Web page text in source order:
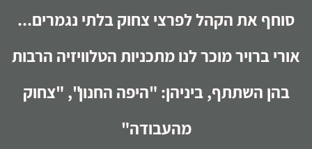
סוחף את הקהל לפרצי צחוק בלתי נגמרים...
אורי ברויר מוכר לנו מתכניות הטלוויזיה הרבות
בהן השתתף, ביניהן: "היפה החנון", "צחוק
מהעבודה"